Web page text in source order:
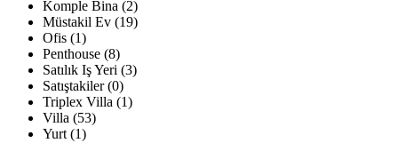
Komple Bina (2)
Müstakil Ev (19)
Ofis (1)
Penthouse (8)
Satılık Iş Yeri (3)
Satıştakiler (0)
Triplex Villa (1)
Villa (53)
Yurt (1)